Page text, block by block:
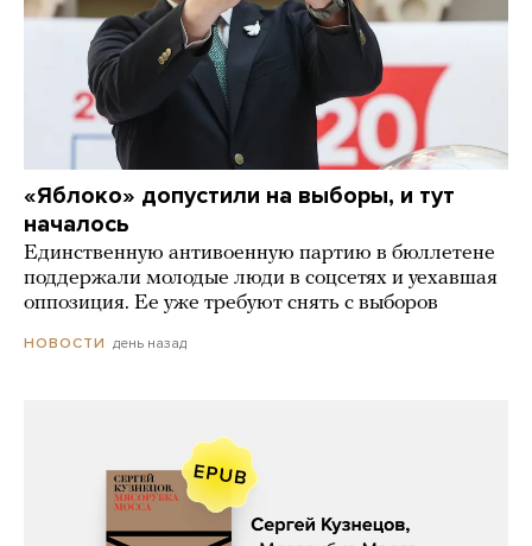
«Яблоко» допустили на выборы, и тут
началось
Единственную антивоенную партию в бюллетене
поддержали молодые люди в соцсетях и уехавшая
оппозиция. Ее уже требуют снять с выборов
НОВОСТИ день назад